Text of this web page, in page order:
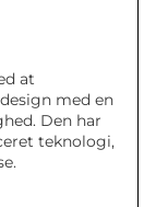
at
med en
Den har
teknologi,